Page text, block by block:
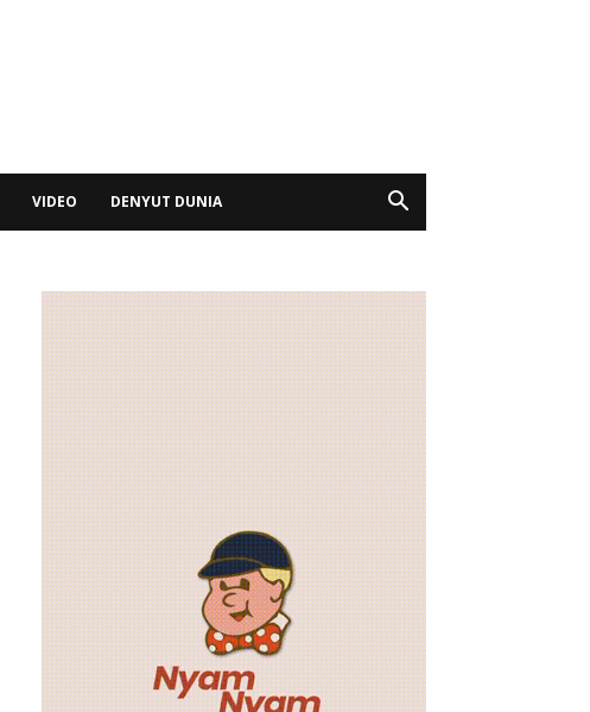
VIDEO DENYUT DUNIA